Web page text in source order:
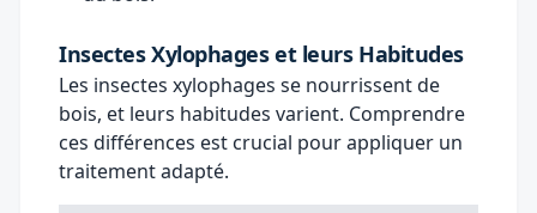
Insectes Xylophages et leurs Habitudes
Les insectes xylophages se nourrissent de
bois, et leurs habitudes varient. Comprendre
ces différences est crucial pour appliquer un
traitement adapté.